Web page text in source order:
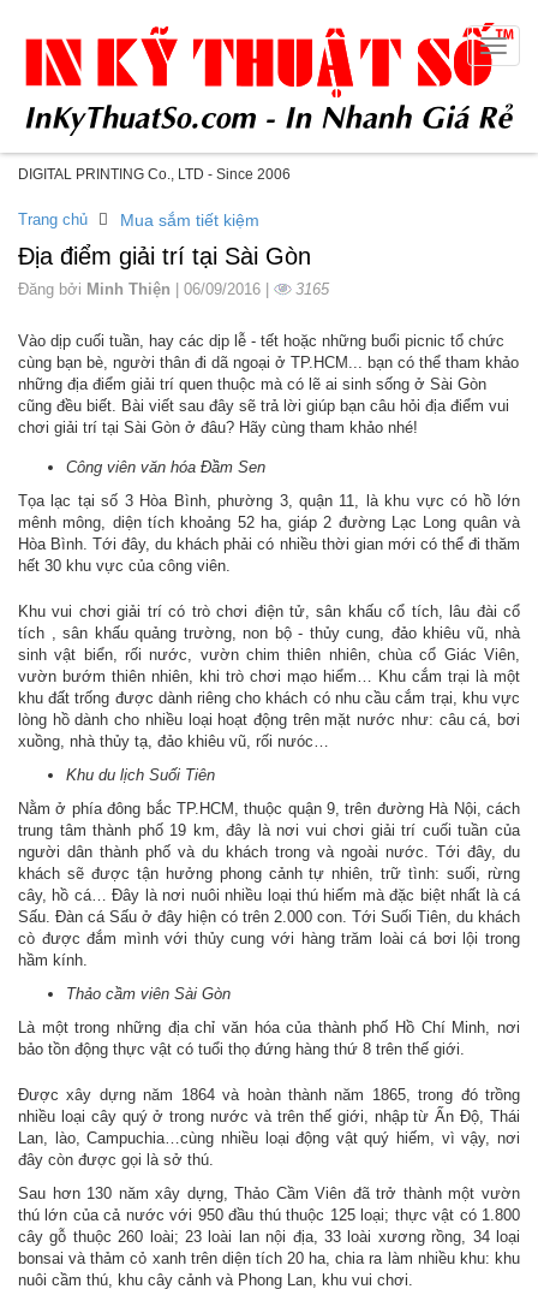
DIGITAL PRINTING Co., LTD - Since 2006
Toggle
Trang chủ Mua sắm tiết kiệm
Địa điểm giải trí tại Sài Gòn
Đăng bởi Minh Thiện | 06/09/2016 | 3165
Vào dịp cuối tuần, hay các dịp lễ - tết hoặc những buổi picnic tổ chức
cùng bạn bè, người thân đi dã ngoại ở TP.HCM... bạn có thể tham khảo
những địa điểm giải trí quen thuộc mà có lẽ ai sinh sống ở Sài Gòn
cũng đều biết. Bài viết sau đây sẽ trả lời giúp bạn câu hỏi địa điểm vui
chơi giải trí tại Sài Gòn ở đâu? Hãy cùng tham khảo nhé!
Công viên văn hóa Đầm Sen
Tọa lạc tại số 3 Hòa Bình, phường 3, quận 11, là khu vực có hồ lớn
mênh mông, diện tích khoảng 52 ha, giáp 2 đường Lạc Long quân và
Hòa Bình. Tới đây, du khách phải có nhiều thời gian mới có thể đi thăm
hết 30 khu vực của công viên.
Khu vui chơi giải trí có trò chơi điện tử, sân khấu cổ tích, lâu đài cổ
tích , sân khấu quảng trường, non bộ - thủy cung, đảo khiêu vũ, nhà
sinh vật biển, rối nước, vườn chim thiên nhiên, chùa cổ Giác Viên,
vườn bướm thiên nhiên, khi trò chơi mạo hiểm… Khu cắm trại là một
khu đất trống được dành riêng cho khách có nhu cầu cắm trại, khu vực
lòng hồ dành cho nhiều loại hoạt động trên mặt nước như: câu cá, bơi
xuồng, nhà thủy tạ, đảo khiêu vũ, rối nưóc…
Khu du lịch Suối Tiên
Nằm ở phía đông bắc TP.HCM, thuộc quận 9, trên đường Hà Nội, cách
trung tâm thành phố 19 km, đây là nơi vui chơi giải trí cuối tuần của
người dân thành phố và du khách trong và ngoài nước. Tới đây, du
khách sẽ được tận hưởng phong cảnh tự nhiên, trữ tình: suối, rừng
cây, hồ cá… Đây là nơi nuôi nhiều loại thú hiếm mà đặc biệt nhất là cá
Sấu. Đàn cá Sấu ở đây hiện có trên 2.000 con. Tới Suối Tiên, du khách
cò được đắm mình với thủy cung với hàng trăm loài cá bơi lội trong
hầm kính.
Thảo cầm viên Sài Gòn
Là một trong những địa chỉ văn hóa của thành phố Hồ Chí Minh, nơi
bảo tồn động thực vật có tuổi thọ đứng hàng thứ 8 trên thế giới.
Được xây dựng năm 1864 và hoàn thành năm 1865, trong đó trồng
nhiều loại cây quý ở trong nước và trên thế giới, nhập từ Ấn Độ, Thái
Lan, lào, Campuchia…cùng nhiều loại động vật quý hiếm, vì vậy, nơi
đây còn được gọi là sở thú.
Sau hơn 130 năm xây dựng, Thảo Cầm Viên đã trở thành một vườn
thú lớn của cả nước với 950 đầu thú thuộc 125 loại; thực vật có 1.800
cây gỗ thuộc 260 loài; 23 loài lan nội địa, 33 loài xương rồng, 34 loại
bonsai và thảm cỏ xanh trên diện tích 20 ha, chia ra làm nhiều khu: khu
nuôi cầm thú, khu cây cảnh và Phong Lan, khu vui chơi.